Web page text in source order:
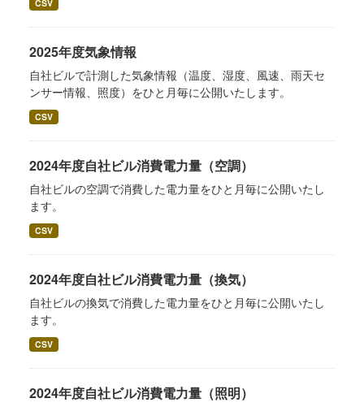
CSV
2025年度気象情報
自社ビルで計測した気象情報（温度、湿度、風速、雨天セ
ンサー情報、照度）をひと月毎に公開いたします。
CSV
2024年度自社ビル消費電力量（空調）
自社ビルの空調で消費した電力量をひと月毎に公開いたし
ます。
CSV
2024年度自社ビル消費電力量（換気）
自社ビルの換気で消費した電力量をひと月毎に公開いたし
ます。
CSV
2024年度自社ビル消費電力量（照明）